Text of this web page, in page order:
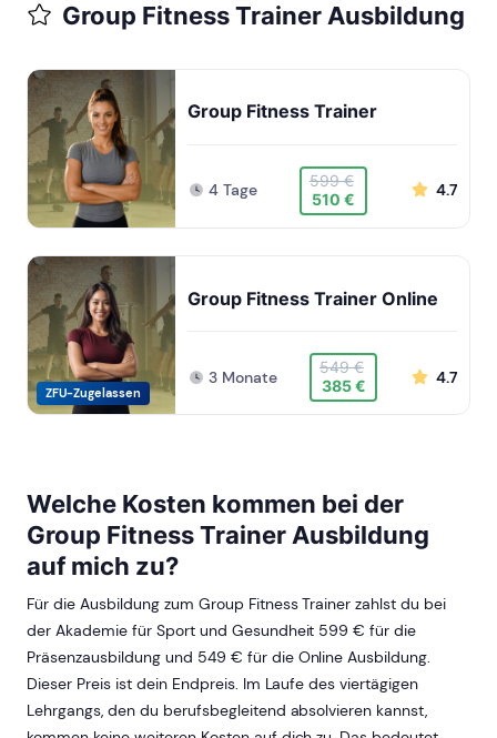
Group Fitness Trainer Ausbildung
Group Fitness Trainer
4 Tage
599 €
510 €
4.7
ZFU-Zugelassen
Group Fitness Trainer Online
3 Monate
549 €
385 €
4.7
Welche Kosten kommen bei der
Group Fitness Trainer Ausbildung
auf mich zu?
Für die Ausbildung zum Group Fitness Trainer zahlst du bei
der Akademie für Sport und Gesundheit 599 € für die
Präsenzausbildung und 549 € für die Online Ausbildung.
Dieser Preis ist dein Endpreis. Im Laufe des viertägigen
Lehrgangs, den du berufsbegleitend absolvieren kannst,